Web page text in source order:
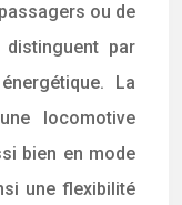
ou de
par
La
locomotive
bien en mode
une flexibilité